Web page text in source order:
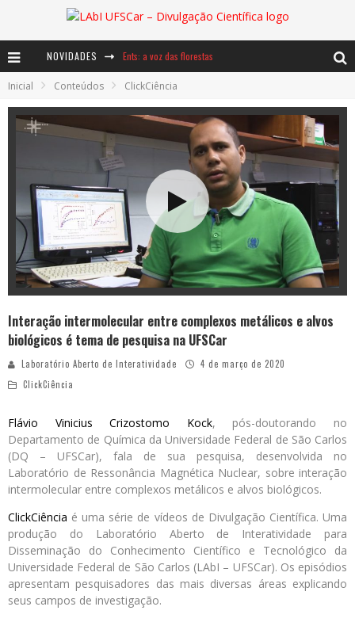
NOVIDADES Ents: a voz das florestas
Notáveis: Bertha Lutz
Baú de Histórias - A jamais imaginada aventura com os moinhos de vento
Inicial Conteúdos ClickCiência
Interação intermolecular entre complexos metálicos e alvos
biológicos é tema de pesquisa na UFSCar
Laboratório Aberto de Interatividade
4 de março de 2020
ClickCiência
Flávio Vinicius Crizostomo Kock, pós-doutorando no
Departamento de Química da Universidade Federal de São Carlos
(DQ – UFSCar), fala de sua pesquisa, desenvolvida no
Laboratório de Ressonância Magnética Nuclear, sobre interação
intermolecular entre complexos metálicos e alvos biológicos.
ClickCiência é uma série de vídeos de Divulgação Científica. Uma
produção do Laboratório Aberto de Interatividade para
Disseminação do Conhecimento Científico e Tecnológico da
Universidade Federal de São Carlos (LAbI – UFSCar). Os episódios
apresentam pesquisadores das mais diversas áreas explicando
seus campos de investigação.